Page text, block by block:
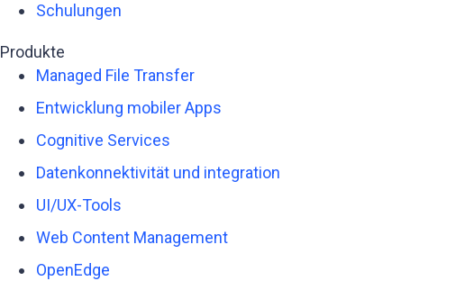
Schulungen
Produkte
Managed File Transfer
Entwicklung mobiler Apps
Cognitive Services
Datenkonnektivität und integration
UI/UX-Tools
Web Content Management
OpenEdge